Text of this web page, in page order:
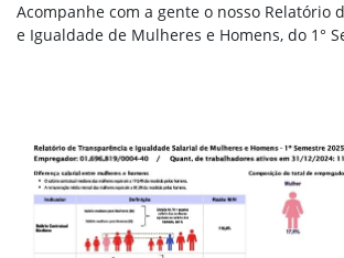
Acompanhe com a gente o nosso Relatório
e Igualdade de Mulheres e Homens, do 1°